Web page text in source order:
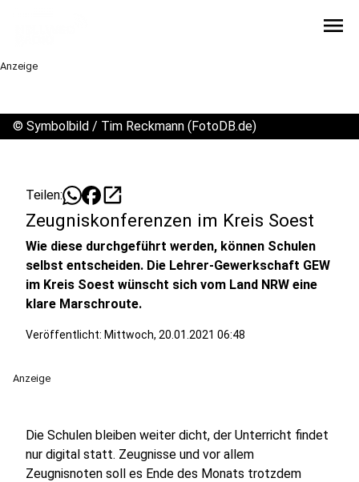
menu
Anzeige
© Symbolbild / Tim Reckmann (FotoDB.de)
Teilen: open_in_new
Zeugniskonferenzen im Kreis Soest
Wie diese durchgeführt werden, können Schulen
selbst entscheiden. Die Lehrer-Gewerkschaft GEW
im Kreis Soest wünscht sich vom Land NRW eine
klare Marschroute.
Veröffentlicht: Mittwoch, 20.01.2021 06:48
Anzeige
Die Schulen bleiben weiter dicht, der Unterricht findet
nur digital statt. Zeugnisse und vor allem
Zeugnisnoten soll es Ende des Monats trotzdem